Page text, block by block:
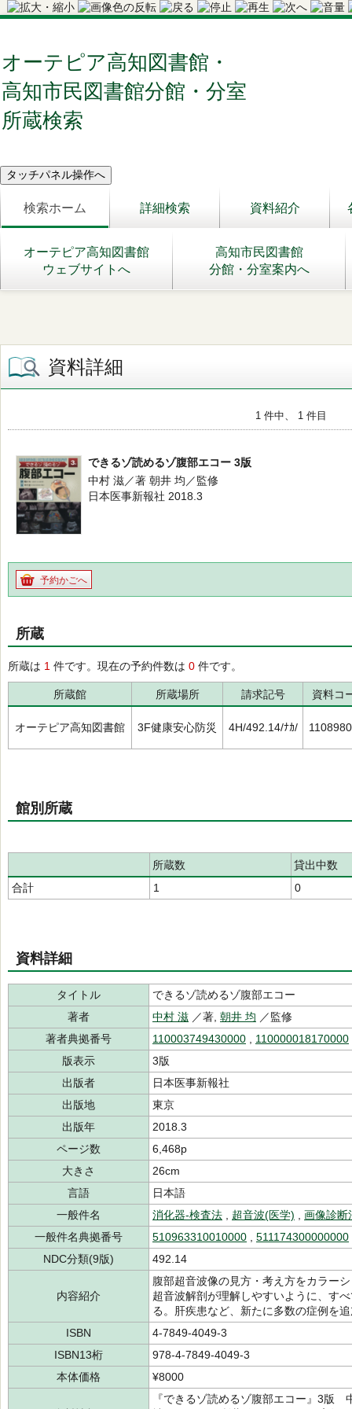
オーテピア高知図書館・
高知市民図書館分館・分室
所蔵検索
検索ホーム 詳細検索 資料紹介
オーテピア高知図書館
ウェブサイトへ
高知市民図書館
分館・分室案内へ
資料詳細
1 件中、 1 件目
できるゾ読めるゾ腹部エコー 3版
中村 滋／著 朝井 均／監修
日本医事新報社 2018.3
予約かごへ
所蔵
所蔵は 1 件です。現在の予約件数は 0 件です。
所蔵館 所蔵場所 請求記号 資料コ
オーテピア高知図書館 3F健康安心防災 4H/492.14/ﾅｶ/
館別所蔵
所蔵数
貸出中数
合計
1 0
資料詳細
タイトル
できるゾ読めるゾ腹部エコー
著者
中村 滋 ／著, 朝井 均 ／監修
著者典拠番号
110003749430000
110000018170000
版表示
3版
出版者
日本医事新報社
出版地
東京
出版年
2018.3
ページ数
6,468p
大きさ
26cm
言語
日本語
一般件名
消化器-検査法 超音波(医学)
画像診断
一般件名典拠番号
510963310010000 511174300000000
NDC分類(9版)
492.14
内容紹介
腹部超音波像の見方・考え方をカラー
超音波解剖が理解しやすいように、す
る。肝疾患など、新たに多数の症例を
ISBN
4-7849-4049-3
ISBN13桁
978-4-7849-4049-3
本体価格
¥8000
『できるゾ読めるゾ腹部エコー』3